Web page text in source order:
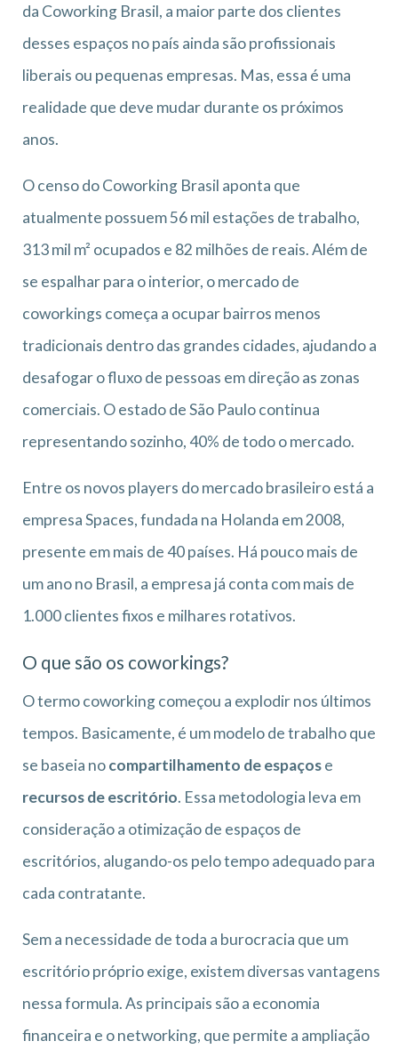
da Coworking Brasil, a maior parte dos clientes
desses espaços no país ainda são profissionais
liberais ou pequenas empresas. Mas, essa é uma
realidade que deve mudar durante os próximos
anos.
O censo do Coworking Brasil aponta que
atualmente possuem 56 mil estações de trabalho,
313 mil m² ocupados e 82 milhões de reais. Além de
se espalhar para o interior, o mercado de
coworkings começa a ocupar bairros menos
tradicionais dentro das grandes cidades, ajudando a
desafogar o fluxo de pessoas em direção as zonas
comerciais. O estado de São Paulo continua
representando sozinho, 40% de todo o mercado.
Entre os novos players do mercado brasileiro está a
empresa Spaces, fundada na Holanda em 2008,
presente em mais de 40 países. Há pouco mais de
um ano no Brasil, a empresa já conta com mais de
1.000 clientes fixos e milhares rotativos.
O que são os coworkings?
O termo coworking começou a explodir nos últimos
tempos. Basicamente, é um modelo de trabalho que
se baseia nocompartilhamento de espaçose
recursos de escritório. Essa metodologia leva em
consideração a otimização de espaços de
escritórios, alugando-os pelo tempo adequado para
cada contratante.
Sem a necessidade de toda a burocracia que um
escritório próprio exige, existem diversas vantagens
nessa formula. As principais são a economia
financeira e o networking, que permite a ampliação